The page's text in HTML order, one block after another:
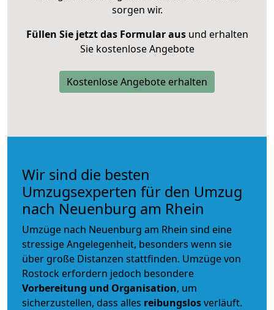
sorgen wir.
Füllen Sie jetzt das Formular ausund erhalten
Sie kostenlose Angebote
Kostenlose Angebote erhalten
Wir sind die besten
Umzugsexperten für den Umzug
nach Neuenburg am Rhein
Umzüge nach Neuenburg am Rhein sind eine
stressige Angelegenheit, besonders wenn sie
über große Distanzen stattfinden. Umzüge von
Rostock erfordern jedoch besondere
Vorbereitung und Organisation, um
sicherzustellen, dass alles reibungslosverläuft.